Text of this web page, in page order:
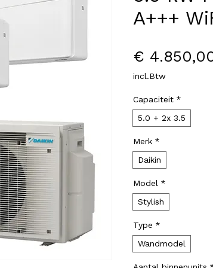
A+++
€
incl.Btw
Capaciteit *
5.0 + 2x 3.5
Merk *
Daikin
Model *
Stylish
Type *
Wandmodel